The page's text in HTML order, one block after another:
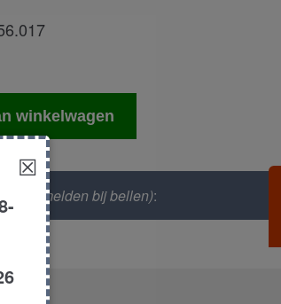
winkelwagen
(graag melden bij bellen):
☒